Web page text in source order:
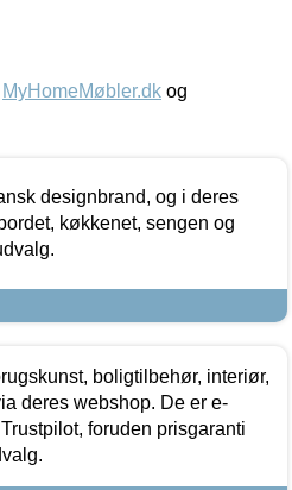
MyHomeMøbler.dk og
designbrand, og i deres
køkkenet, sengen og
boligtilbehør, interiør,
deres webshop. De er e-
foruden prisgaranti